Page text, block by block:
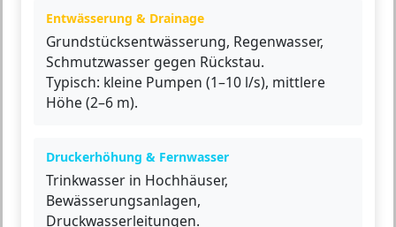
Entwässerung & Drainage
Grundstücksentwässerung, Regenwasser,
Schmutzwasser gegen Rückstau.
Typisch: kleine Pumpen (1–10 l/s), mittlere
Höhe (2–6 m).
Druckerhöhung & Fernwasser
Trinkwasser in Hochhäuser,
Bewässerungsanlagen,
Druckwasserleitungen.